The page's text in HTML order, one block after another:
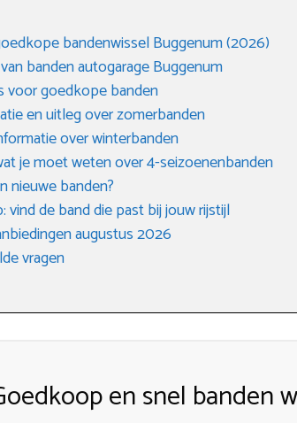
bandenwissel Buggenum (2026)
banden autogarage Buggenum
voor goedkope banden
en uitleg over zomerbanden
over winterbanden
je moet weten over 4-seizoenenbanden
nieuwe banden?
vind de band die past bij jouw rijstijl
augustus 2026
vragen
en snel banden